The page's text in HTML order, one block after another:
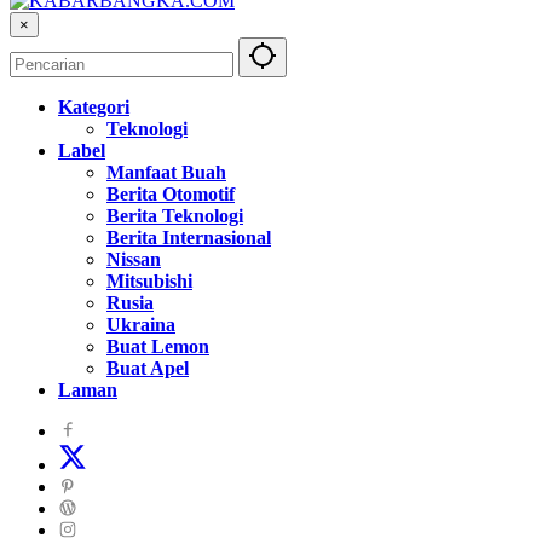
×
Kategori
Teknologi
Label
Manfaat Buah
Berita Otomotif
Berita Teknologi
Berita Internasional
Nissan
Mitsubishi
Rusia
Ukraina
Buat Lemon
Buat Apel
Laman